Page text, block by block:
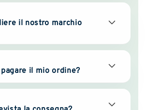
il nostro marchio
il mio ordine?